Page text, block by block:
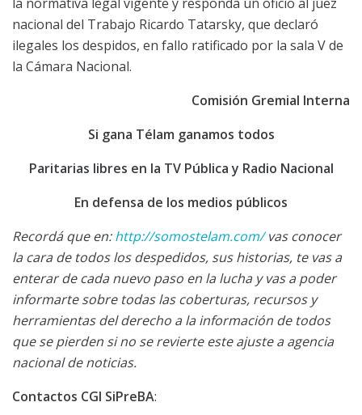
nacional del Trabajo Ricardo Tatarsky, que declaró
ilegales los despidos, en fallo ratificado por la sala V de
la Cámara Nacional.
Comisión Gremial Interna
Si gana Télam ganamos todos
Paritarias libres en la TV Pública y Radio Nacional
En defensa de los medios públicos
Recordá que en:http://somostelam.com/vas conocer
la cara de todos los despedidos, sus historias, te vas a
enterar de cada nuevo paso en la lucha y vas a poder
informarte sobre todas las coberturas, recursos y
herramientas del derecho a la información de todos
que se pierden si no se revierte este ajuste a agencia
nacional de noticias.
Contactos CGI SiPreBA: